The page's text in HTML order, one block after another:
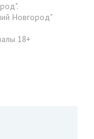
Новгород"
18+